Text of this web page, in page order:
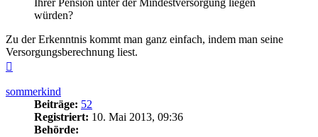
Ihrer Pension unter der Mindestversorgung liegen
würden?
Zu der Erkenntnis kommt man ganz einfach, indem man seine
Versorgungsberechnung liest.
sommerkind
Beiträge: 52
Registriert: 10. Mai 2013, 09:36
Behörde: